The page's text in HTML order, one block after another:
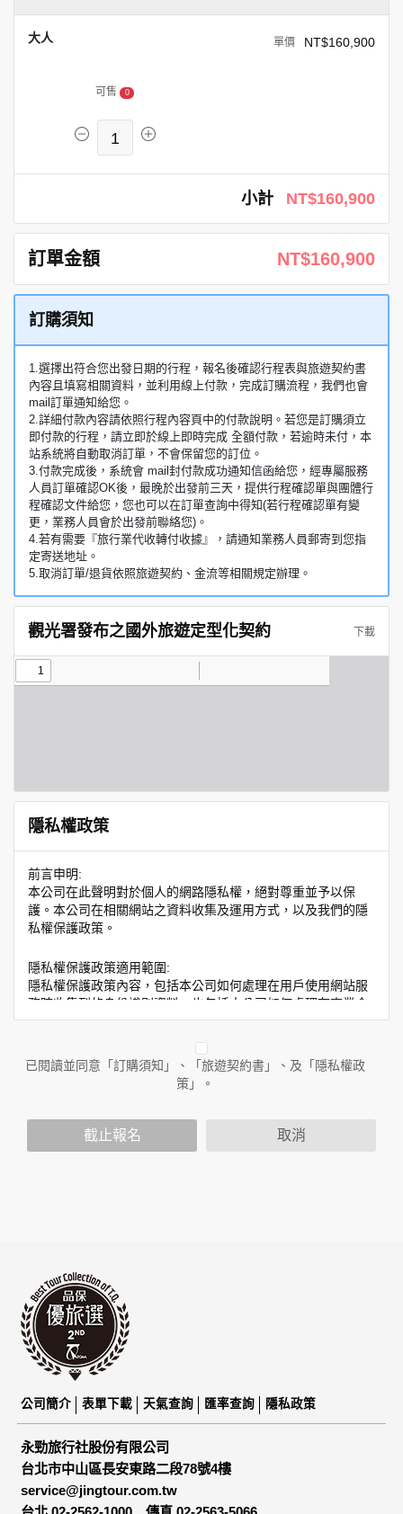
大人 NT$160,900
可售 0
1
小計 NT$160,900
訂單金額 NT$160,900
訂購須知
1.選擇出符合您出發日期的行程，報名後確認行程表與旅遊契約書
內容且填寫相關資料，並利用線上付款，完成訂購流程，我們也會
mail訂單通知給您。
2.詳細付款內容請依照行程內容頁中的付款說明。若您是訂購須立
即付款的行程，請立即於線上即時完成 全額付款，若逾時未付，本
站系統將自動取消訂單，不會保留您的訂位。
3.付款完成後，系統會 mail封付款成功通知信函給您，經專屬服務
人員訂單確認OK後，最晚於出發前三天，提供行程確認單與團體行
程確認文件給您，您也可以在訂單查詢中得知(若行程確認單有變
更，業務人員會於出發前聯絡您)。
4.若有需要『旅行業代收轉付收據』，請通知業務人員郵寄到您指
定寄送地址。
5.取消訂單/退貨依照旅遊契約、金流等相關規定辦理。
觀光署發布之國外旅遊定型化契約 下載
隱私權政策
前言申明:
本公司在此聲明對於個人的網路隱私權，絕對尊重並予以保
護。本公司在相關網站之資料收集及運用方式，以及我們的隱
私權保護政策。
隱私權保護政策適用範圍:
隱私權保護政策內容，包括本公司如何處理在用戶使用網站服
務時收集到的身份識別資料，也包括本公司如何處理在商業合
作與本公司合作時分享的任何身份識別資料。隱私權保護政策
人員。例如您透過本公司旗下網站上的廣告廠商連結，這些置
放連結的廠商也可能蒐集您個人的資料。對於您主動提供的個
人資訊，這些廣告廠商或連結網站有其個別的隱私權保護政
您個人在本網站上的聊天室或討論區中任意公開個人資料的行
您所提供的姓名、電子郵件地址、聯絡方式及使用時間等。
於一般瀏覽時，伺服器會自行記錄相關行徑，包括您使用連線
設備的 IP 位址、使用時間、使用的瀏覽器、瀏覽及點選資料記
錄等，做為我們增進網站服務的參考依據，此記錄為內部應
用，決不對外公布。
為提供精確的服務，我們會將收集的問卷調查內容進行統計與
分析，分析結果之統計數據或說明文字呈現，除供內部研究
外，我們會視需要公佈統計數據及說明文字，但不涉及特定個
人之資料。
除非取得您的同意或其他法令之特別規定，本網站絕不會將您
的個人資料揭露予第三人或使用於蒐集目的以外之其他用途。
在您於本網站註冊帳號、使用本網站相關產品、服務、活動或
贈獎時，本網站會收集您的個人識別資料，本網站也可以從商
業夥伴處取得個人資料。
已閱讀並同意「訂購須知」、「旅遊契約書」、及「隱私權政
策」。
截止報名 取消
公司簡介 表單下載 天氣查詢 匯率查詢 隱私政策
永勁旅行社股份有限公司
台北市中山區長安東路二段78號4樓
service@jingtour.com.tw